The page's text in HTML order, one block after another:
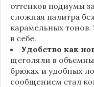
оттенков подиумы
сложная палитра
карамельных тонов.
в себе.
Удобство как
щеголяли в
брюках и удобных
сообщением стал